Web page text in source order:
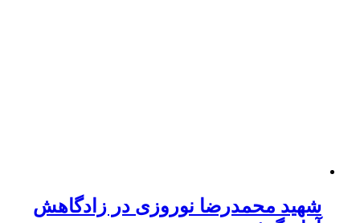
شهید محمدرضا نوروزی در زادگاهش